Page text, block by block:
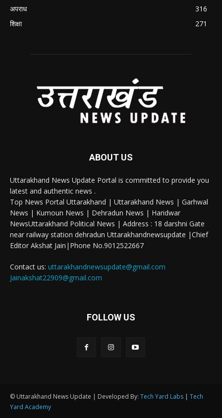
अपराध
316
शिक्षा
271
ABOUT US
Uttarakhand News Update Portal is committed to provide you
latest and authentic news .
Top News Portal Uttarakhand | Uttarakhand News | Garhwal
News | Kumoun News | Dehradun News | Haridwar
NewsUttarakhand Political News | Address : 18 darshni Gate
near railway station dehradun Uttarakhandnewsupdate |Chief
Editor Akshat Jain|Phone No.9012522667
Contact us: uttarakhandnewsupdate@gmail.com
Jainakshat22909@gmail.com
FOLLOW US
© Uttarakhand News Update | Developed By: Tech Yard Labs | Tech
Yard Academy